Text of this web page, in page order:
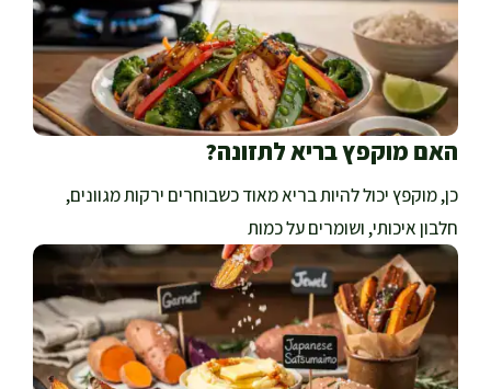
האם מוקפץ בריא לתזונה?
כן, מוקפץ יכול להיות בריא מאוד כשבוחרים ירקות מגוונים,
חלבון איכותי, ושומרים על כמות